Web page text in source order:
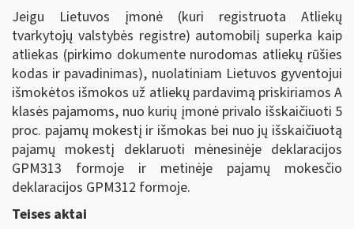
Jeigu Lietuvos įmonė (kuri registruota Atliekų
tvarkytojų valstybės registre) automobilį superka kaip
atliekas (pirkimo dokumente nurodomas atliekų rūšies
kodas ir pavadinimas), nuolatiniam Lietuvos gyventojui
išmokėtos išmokos už atliekų pardavimą priskiriamos A
klasės pajamoms, nuo kurių įmonė privalo išskaičiuoti 5
proc. pajamų mokestį ir išmokas bei nuo jų išskaičiuotą
pajamų mokestį deklaruoti mėnesinėje deklaracijos
GPM313 formoje ir metinėje pajamų mokesčio
deklaracijos GPM312 formoje.
Teises aktai